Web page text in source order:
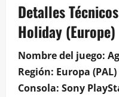
Detalles
Holiday
Nombre del juego:
Región: Europa (PAL)
Consola: Sony